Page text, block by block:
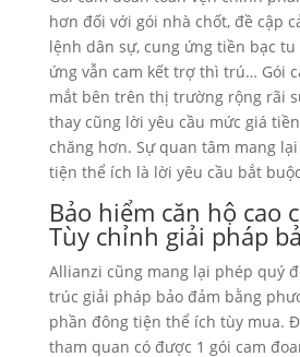
hơn đối với gói nhà chốt, đề cập
lệnh dân sự, cung ứng tiền bạc
ứng vẫn cam kết trợ thì trú… Gói
mắt bên trên thị trường rộng rãi
thay cũng lời yêu cầu mức giá
chăng hơn. Sự quan tâm mang
tiện thể ích là lời yêu cầu bắt
Bảo hiểm căn hộ cao
Tùy chỉnh giải pháp
Allianzi cũng mang lại phép quý
trúc giải pháp bảo đảm bằng
phần đông tiện thể ích tùy mua.
tham quan có được 1 gói cam